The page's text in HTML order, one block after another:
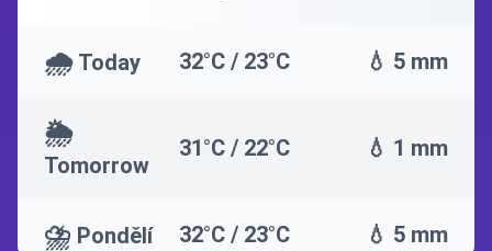
🌧️ Today 32°C / 23°C 💧 5 mm
🌦️
Tomorrow
31°C / 22°C 💧 1 mm
⛈️ Pondělí 32°C / 23°C 💧 5 mm